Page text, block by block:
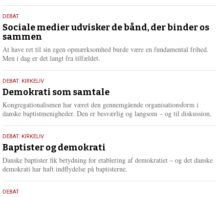
18.
maj
2026
DEBAT
Sociale medier udvisker de bånd, der binder os
sammen
At have ret til sin egen opmærksomhed burde være en fundamental frihed.
Men i dag er det langt fra tilfældet.
18.
maj
2026
DEBAT, KIRKELIV
Demokrati som samtale
Kongregationalismen har været den gennemgående organisationsform i
danske baptistmenigheder. Den er besværlig og langsom – og til diskussion.
18.
maj
2026
DEBAT, KIRKELIV
Baptister og demokrati
Danske baptister fik betydning for etablering af demokratiet – og det danske
demokrati har haft indflydelse på baptisterne.
18.
DEBAT